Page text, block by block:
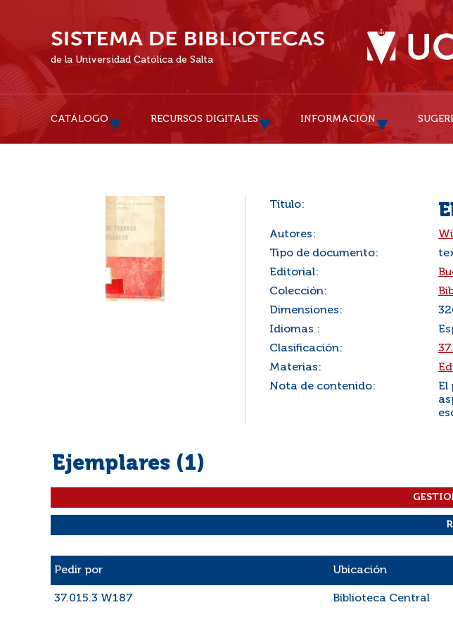
de la Universidad Católica de Salta
CATÁLOGO RECURSOS DIGITALES INFORMACIÓN
Título:
Autores:
Tipo de documento:
Editorial:
Colección:
Dimensiones:
Idiomas :
Clasificación:
Materias:
Nota de contenido:
El
Ejemplares (1)
Pedir por Ubicación
37.015.3 W187 Biblioteca Central